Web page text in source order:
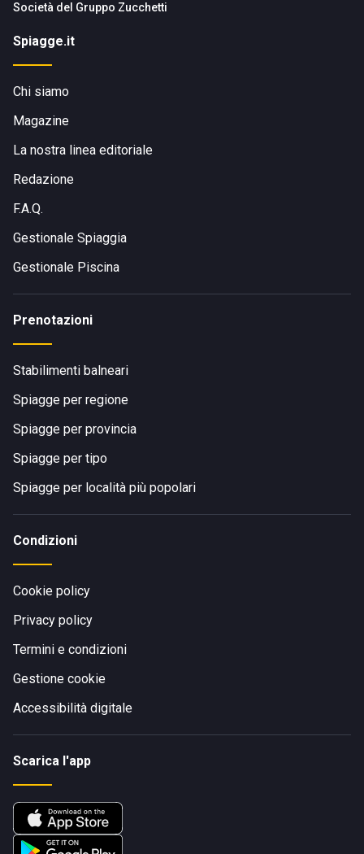
Società del Gruppo Zucchetti
Spiagge.it
Chi siamo
Magazine
La nostra linea editoriale
Redazione
F.A.Q.
Gestionale Spiaggia
Gestionale Piscina
Prenotazioni
Stabilimenti balneari
Spiagge per regione
Spiagge per provincia
Spiagge per tipo
Spiagge per località più popolari
Condizioni
Cookie policy
Privacy policy
Termini e condizioni
Gestione cookie
Accessibilità digitale
Scarica l'app